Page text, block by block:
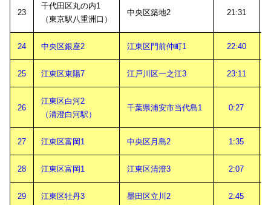
23
千代田区丸の内1
（東京駅八重洲口）
中央区築地2 21:31
24 中央区銀座2 江東区門前仲町1 22:40
25 江東区東陽7 江戸川区一之江3 23:11
26
江東区白河2
（清澄白河駅）
千葉県浦安市当代島1 0:27
27 江東区富岡1 中央区月島2 1:35
28 江東区富岡1 江東区清澄3 2:07
29 江東区牡丹3 墨田区立川2 2:45